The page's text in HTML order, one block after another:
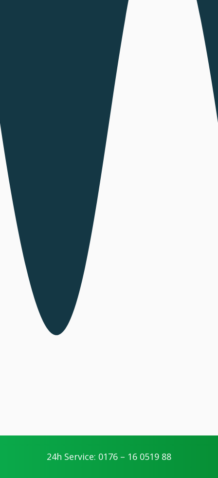
24h Service: 0176 – 16 0519 88